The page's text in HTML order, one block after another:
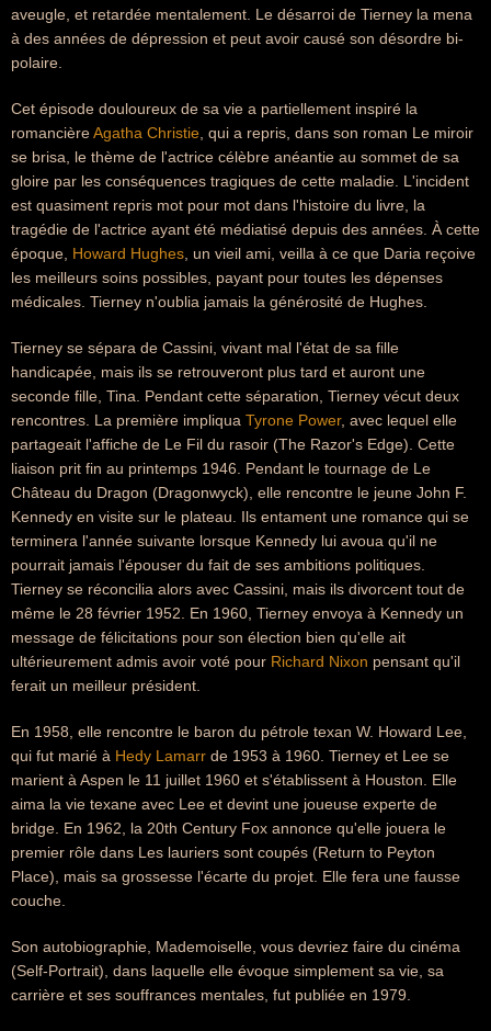
aveugle, et retardée mentalement. Le désarroi de Tierney la mena
à des années de dépression et peut avoir causé son désordre bi-
polaire.
Cet épisode douloureux de sa vie a partiellement inspiré la
romancièreAgatha Christie , qui a repris, dans son roman Le miroir
se brisa, le thème de l'actrice célèbre anéantie au sommet de sa
gloire par les conséquences tragiques de cette maladie. L'incident
est quasiment repris mot pour mot dans l'histoire du livre, la
tragédie de l'actrice ayant été médiatisé depuis des années. À cette
époque, Howard Hughes , un vieil ami, veilla à ce que Daria reçoive
les meilleurs soins possibles, payant pour toutes les dépenses
médicales. Tierney n'oublia jamais la générosité de Hughes.
Tierney se sépara de Cassini, vivant mal l'état de sa fille
handicapée, mais ils se retrouveront plus tard et auront une
seconde fille, Tina. Pendant cette séparation, Tierney vécut deux
rencontres. La première impliqua Tyrone Power, avec lequel elle
partageait l'affiche de Le Fil du rasoir (The Razor's Edge). Cette
liaison prit fin au printemps 1946. Pendant le tournage de Le
Château du Dragon (Dragonwyck), elle rencontre le jeune John F.
Kennedy en visite sur le plateau. Ils entament une romance qui se
terminera l'année suivante lorsque Kennedy lui avoua qu'il ne
pourrait jamais l'épouser du fait de ses ambitions politiques.
Tierney se réconcilia alors avec Cassini, mais ils divorcent tout de
même le 28 février 1952. En 1960, Tierney envoya à Kennedy un
message de félicitations pour son élection bien qu'elle ait
ultérieurement admis avoir voté pour Richard Nixon pensant qu'il
ferait un meilleur président.
En 1958, elle rencontre le baron du pétrole texan W. Howard Lee,
qui fut marié à Hedy Lamarr de 1953 à 1960. Tierney et Lee se
marient à Aspen le 11 juillet 1960 et s'établissent à Houston. Elle
aima la vie texane avec Lee et devint une joueuse experte de
bridge. En 1962, la 20th Century Fox annonce qu'elle jouera le
premier rôle dans Les lauriers sont coupés (Return to Peyton
Place), mais sa grossesse l'écarte du projet. Elle fera une fausse
couche.
Son autobiographie, Mademoiselle, vous devriez faire du cinéma
(Self-Portrait), dans laquelle elle évoque simplement sa vie, sa
carrière et ses souffrances mentales, fut publiée en 1979.